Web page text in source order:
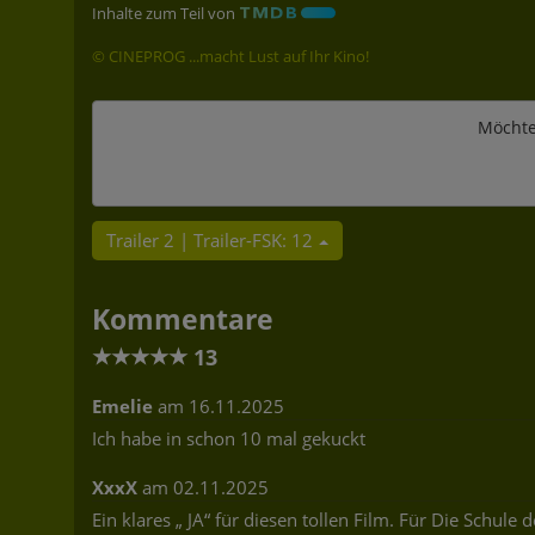
Inhalte zum Teil von
© CINEPROG ...macht Lust auf Ihr Kino!
Trailer 2 | Trailer-FSK: 12
Kommentare
★★★★★ 13
Emelie am 16.11.2025
Ich habe in schon 10 mal gekuckt
XxxX am 02.11.2025
Ein klares „ JA“ für diesen tollen Film. Für Die